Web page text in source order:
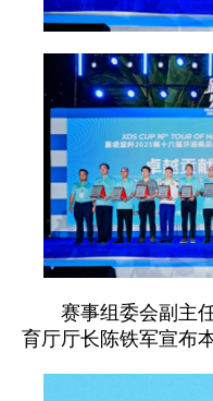
赛事组委会副主
育厅厅长陈铁军宣布